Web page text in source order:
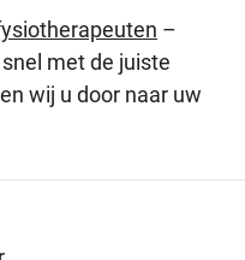
–
met de juiste
wij u door naar uw